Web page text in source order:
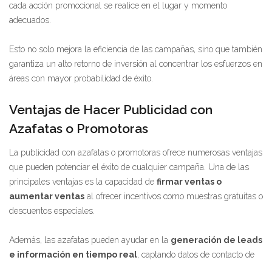
cada acción promocional se realice en el lugar y momento
adecuados.
Esto no solo mejora la eficiencia de las campañas, sino que también
garantiza un alto retorno de inversión al concentrar los esfuerzos en
áreas con mayor probabilidad de éxito.
Ventajas de Hacer Publicidad con
Azafatas o Promotoras
La publicidad con azafatas o promotoras ofrece numerosas ventajas
que pueden potenciar el éxito de cualquier campaña. Una de las
principales ventajas es la capacidad de firmar ventas o
aumentar ventas al ofrecer incentivos como muestras gratuitas o
descuentos especiales.
Además, las azafatas pueden ayudar en la generación de leads
e información en tiempo real , captando datos de contacto de